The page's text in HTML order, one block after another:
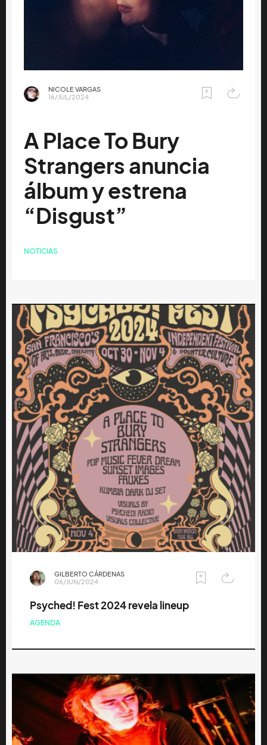
NICOLE VARGAS
16/JUL/2024
A Place To Bury
Strangers anuncia
álbum y estrena
“Disgust”
NOTICIAS
GILBERTO CÁRDENAS
06/JUN/2024
Psyched! Fest 2024 revela lineup
AGENDA